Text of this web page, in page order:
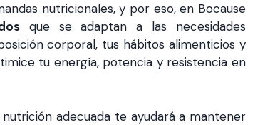
nutricionales, y por eso, en Bocause
que se adaptan a las necesidades
corporal, tus hábitos alimenticios y
tu energía, potencia y resistencia en
adecuada te ayudará a mantener